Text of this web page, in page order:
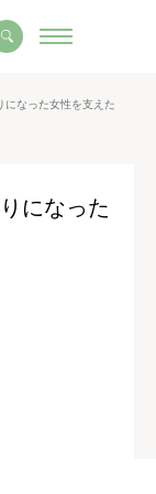
になった女性を支えた
になった